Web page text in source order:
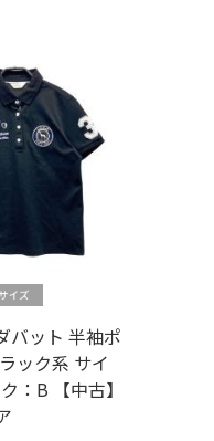
バット 半袖ポ
ック系 サイ
：B 【中古】